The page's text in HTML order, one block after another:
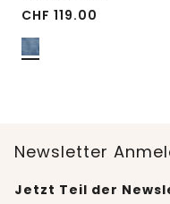
CHF 119.00
Newsletter
Jetzt Teil der